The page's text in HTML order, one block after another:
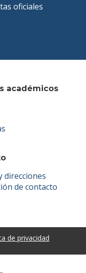
académicos
direcciones
de contacto
oficiales
de privacidad